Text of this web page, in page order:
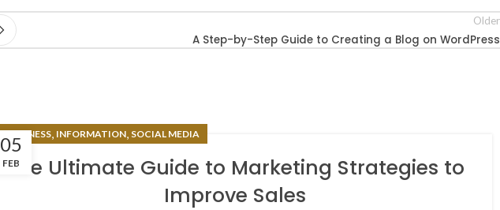
Older
A Step-by-Step Guide to Creating a Blog on WordPress
05
FEB
BUSINESS, INFORMATION, SOCIAL MEDIA
The Ultimate Guide to Marketing Strategies to
Improve Sales